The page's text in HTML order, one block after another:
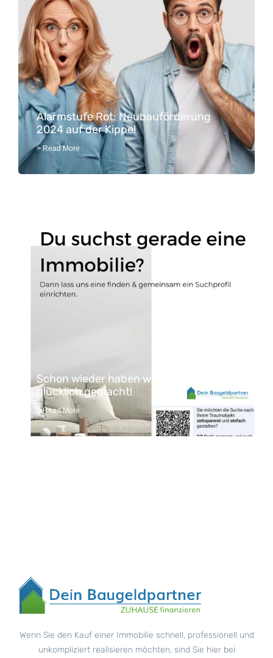
Alarmstufe Rot: Neubauförderung
2024 auf der Kippe!
> Read More
Schon wieder haben wir einen Kunden
glücklich gemacht!
> Read More
Wenn Sie den Kauf einer Immobilie schnell, professionell und
unkompliziert realisieren möchten, sind Sie hier bei